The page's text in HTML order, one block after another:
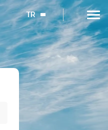
TR